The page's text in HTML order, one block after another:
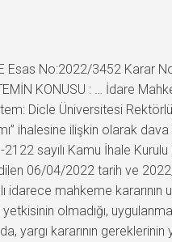
Esas No:2022/3452 Karar
KONUSU : … İdare
Dicle Üniversitesi
ihalesine ilişkin olarak
sayılı Kamu İhale Kurulu
06/04/2022 tarih ve
idarece mahkeme
olmadığı,
yargı kararının